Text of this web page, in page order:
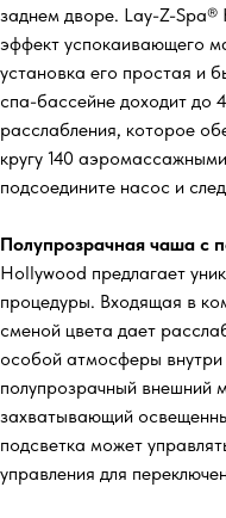
заднем дворе. Lay-Z-Spa®
эффект успокаивающего
установка его простая и
спа-бассейне доходит до
расслабления, которое
кругу 140
подсоедините насос и
Полупрозрачная чаша с
Hollywood предлагает
процедуры. Входящая в
сменой цвета дает
особой атмосферы
полупрозрачный внешний
захватывающий
подсветка может
управления для